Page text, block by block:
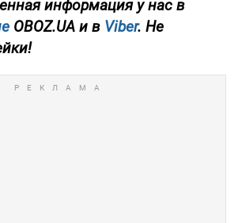
информация у нас в
OBOZ.UA и в Viber. Не